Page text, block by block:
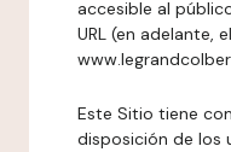
accesible al
URL (en adelante,
Este Sitio tiene
disposición de los